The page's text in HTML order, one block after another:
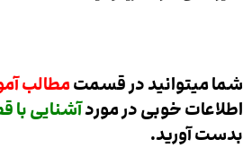
شما میتوانید در قسمتمطالب
اطلاعات خوبی در موردآشنایی با
بدست آورید.